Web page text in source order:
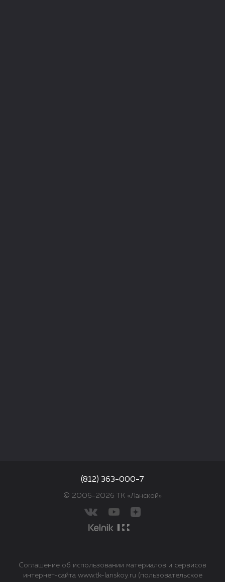
© 2006–2026 ТК «Ланской»
(812) 363-000-7
Соглашение об использовании материалов и сервисов
интернет-сайта www.tk-lanskoy.ru (пользовательское